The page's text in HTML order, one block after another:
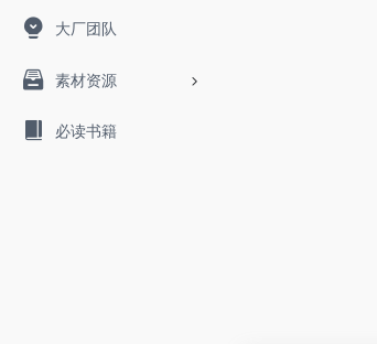
大厂团队
素材资源
必读书籍